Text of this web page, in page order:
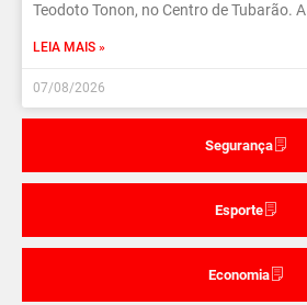
Segurança
Esporte
Economia
Teodoto Tonon, no Centro de Tubarão. A
LEIA MAIS »
07/08/2026